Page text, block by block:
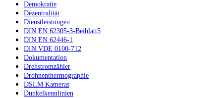
Demokratie
Dezentralität
Dienstleistungen
DIN EN 62305-3-Beiblatt5
DIN EN 62446-1
DIN VDE 0100-712
Dokumentation
Drehstromzähler
Drohnenthermographie
DSLM Kameras
Dunkelkennlinien